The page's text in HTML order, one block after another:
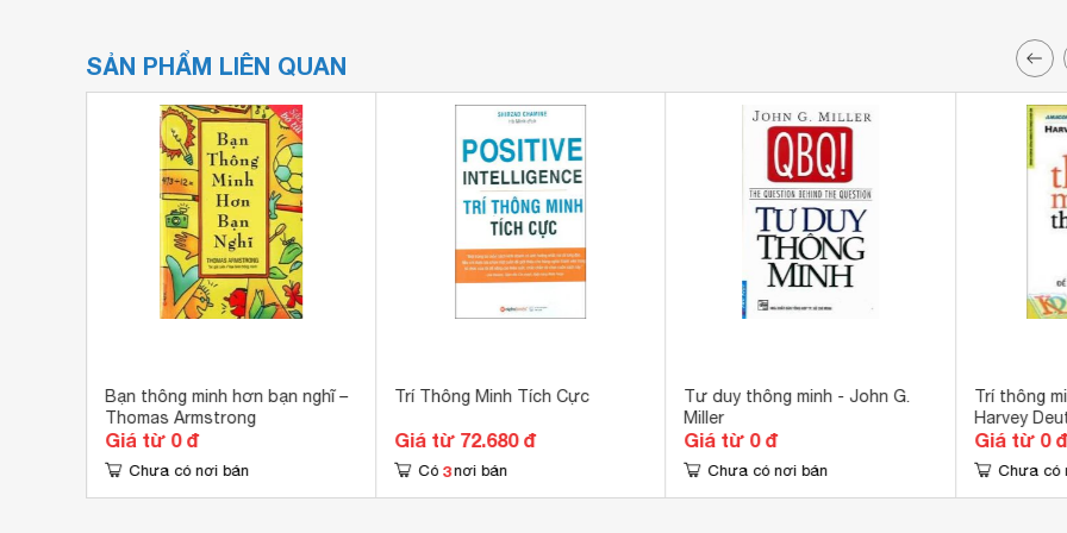
SẢN PHẨM LIÊN QUAN
Bạn thông minh hơn bạn nghĩ –
Thomas Armstrong
Giá từ 0 đ
Chưa có nơi bán
Trí Thông Minh Tích Cực
Giá từ 72.680 đ
Có 3 nơi bán
Tư duy thông minh - John G.
Miller
Giá từ 0 đ
Chưa có nơi bán
Trí thông
Harvey
Giá từ 0
Chưa có